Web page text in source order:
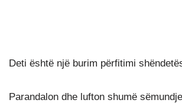
Deti është një burim përfitimi
Parandalon dhe lufton shumë